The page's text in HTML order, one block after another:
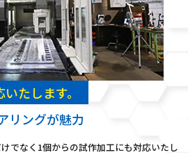
たします。
リングが魅力
でなく1個からの試作加工にも対応いたし